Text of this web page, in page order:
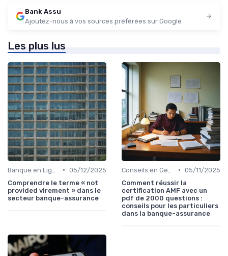
Bank Assu
Ajoutez-nous à vos sources préférées sur Google
Les plus lus
• 05/12/2025
Comprendre le terme « not
provided virement » dans le
secteur banque-assurance
• 05/11/2025
Comment réussir la
certification AMF avec un
pdf de 2000 questions :
conseils pour les particuliers
dans la banque-assurance